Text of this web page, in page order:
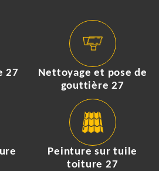
27
Nettoyage et pose de
gouttière 27
Peinture sur tuile
toiture 27